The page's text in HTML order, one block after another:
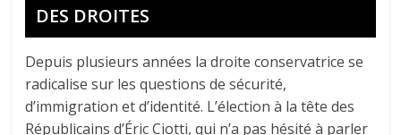
DES DROITES
Depuis plusieurs années la droite conservatrice se
radicalise sur les questions de sécurité,
d’immigration et d’identité. L’élection à la tête des
Républicains d’Éric Ciotti, qui n’a pas hésité à parler